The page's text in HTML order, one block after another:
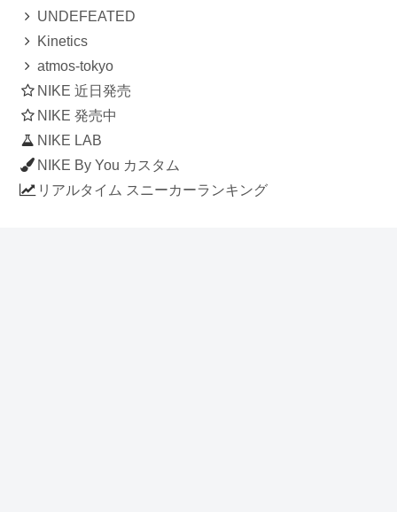
UNDEFEATED
Kinetics
atmos-tokyo
NIKE 近日発売
NIKE 発売中
NIKE LAB
NIKE By You カスタム
リアルタイム スニーカーランキング